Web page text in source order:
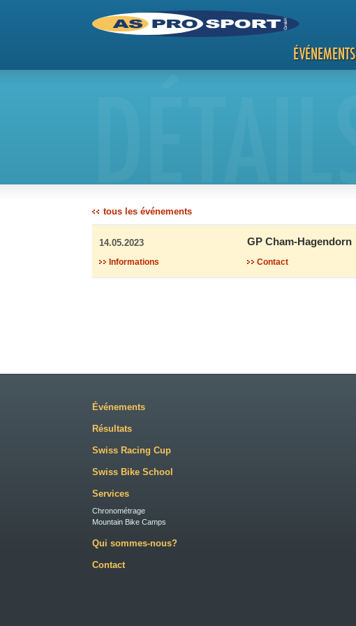
ÉVÉNEMENTS
tous les événements
14.05.2023 GP Cham-Hagendorn
Informations Contact
Événements
Résultats
Swiss Racing Cup
Swiss Bike School
Services
Chronométrage
Mountain Bike Camps
Qui sommes-nous?
Contact